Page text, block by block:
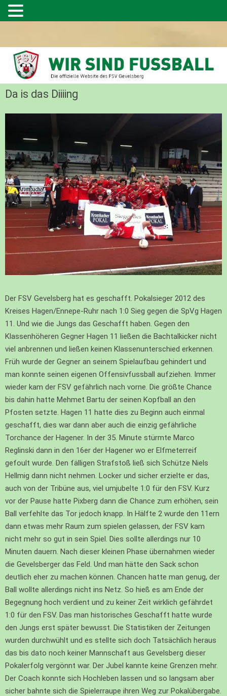
Da is das Diiiing
Der FSV Gevelsberg hat es geschafft. Pokalsieger 2012 des
Kreises Hagen/Ennepe-Ruhr nach 1:0 Sieg gegen die SpVg Hagen
11. Und wie die Jungs das Geschafft haben. Gegen den
Klassenhöheren Gegner Hagen 11 ließen die Bachtalkicker nicht
viel anbrennen und ließen keinen Klassenunterschied erkennen.
Früh wurde der Gegner an seinem Spielaufbau gehindert und
man konnte seinen eigenen Offensivfussball aufziehen. Immer
wieder kam der FSV gefährlich nach vorne. Die größte Chance
bis dahin hatte Mehmet Bartu der seinen Kopfball an den
Pfosten setzte. Hagen 11 hatte dies zu Beginn auch einmal
geschafft, dies war dann aber auch die einzig gefährliche
Torchance der Hagener. In der 35. Minute stürmte Marco
Reglinski dann in den 16er der Hagener wo er Elfmeterreif
gefoult wurde. Den fälligen Strafstoß ließ sich Schütze Niels
Hellmig dann nicht nehmen. Locker und sicher erzielte er das,
auch von der Tribüne aus, viel umjubelte 1:0 für den FSV. Kurz
vor der Pause hatte Pixberg dann die Chance zum erhöhen, sein
Ball verfehlte das Tor jedoch knapp. In Hälfte 2 wurde den 11ern
dann etwas mehr Raum zum spielen gelassen, der FSV kam
nicht mehr so gut in sein Spiel. Dies sollte allerdings nur 10
Minuten dauern. Nach dieser kleinen Phase übernahmen wieder
die Gevelsberger das Feld. Und man hätte den Sack schon
deutlich eher zu machen können. Chancen hatte man genug, der
Ball wollte allerdings nicht ins Netz. So hieß es am Ende der
Begegnung hoch verdient und zu keiner Zeit wirklich gefährdet
1:0 für den FSV. Das man historisches Geschafft hatte wurde
den Jungs erst später bewusst. Die Statistiken der Zeitungen
wurden durchwühlt und es stellte sich doch Tatsächlich heraus
das bis dato noch keiner Mannschaft aus Gevelsberg dieser
Pokalerfolg vergönnt war. Der Jubel kannte keine Grenzen mehr.
Der Coach konnte sich Hochleben lassen und so langsam aber
sicher bahnte sich die Spielerraupe ihren Weg zur Pokalübergabe.